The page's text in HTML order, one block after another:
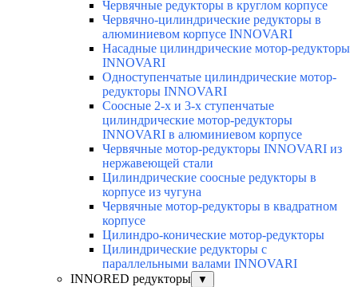
Червячные редукторы в круглом корпусе
Червячно-цилиндрические редукторы в
алюминиевом корпусе INNOVARI
Насадные цилиндрические мотор-редукторы
INNOVARI
Одноступенчатые цилиндрические мотор-
редукторы INNOVARI
Соосные 2-х и 3-х ступенчатые
цилиндрические мотор-редукторы
INNOVARI в алюминиевом корпусе
Червячные мотор-редукторы INNOVARI из
нержавеющей стали
Цилиндрические соосные редукторы в
корпусе из чугуна
Червячные мотор-редукторы в квадратном
корпусе
Цилиндро-конические мотор-редукторы
Цилиндрические редукторы с
параллельными валами INNOVARI
INNORED редукторы
▼